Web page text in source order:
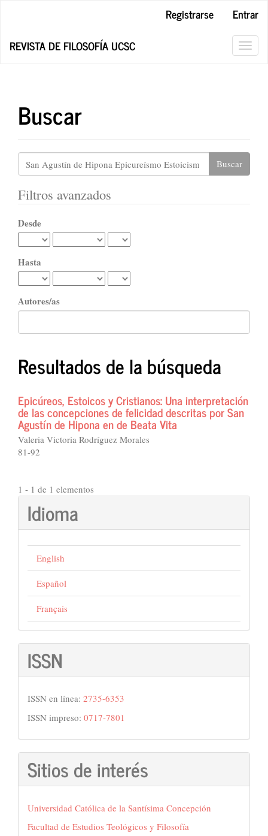
principal
Registrarse
Entrar
REVISTA DE FILOSOFÍA UCSC
Buscar
Buscar
artículos
Filtros avanzados
Desde
Hasta
Autores/as
Resultados de la búsqueda
Epicúreos, Estoicos y Cristianos: Una interpretación
de las concepciones de felicidad descritas por San
Agustín de Hipona en de Beata Vita
Valeria Victoria Rodríguez Morales
81-92
1 - 1 de 1 elementos
Idioma
English
Español
Français
ISSN
ISSN en línea: 2735-6353
ISSN impreso: 0717-7801
Sitios de interés
Universidad Católica de la Santísima Concepción
Facultad de Estudios Teológicos y Filosofía